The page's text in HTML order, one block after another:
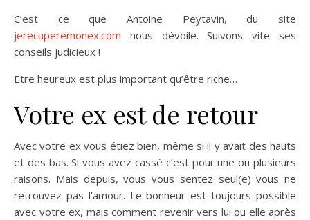
C’est ce que Antoine Peytavin, du site
jerecuperemonex.com nous dévoile. Suivons vite ses
conseils judicieux !
Etre heureux est plus important qu’être riche…
Votre ex est de retour
Avec votre ex vous étiez bien, même si il y avait des hauts
et des bas. Si vous avez cassé c’est pour une ou plusieurs
raisons. Mais depuis, vous vous sentez seul(e) vous ne
retrouvez pas l’amour. Le bonheur est toujours possible
avec votre ex, mais comment revenir vers lui ou elle après